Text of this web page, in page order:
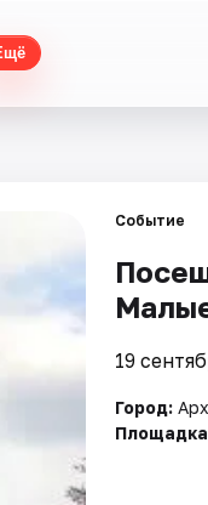
Событие
19
Город: